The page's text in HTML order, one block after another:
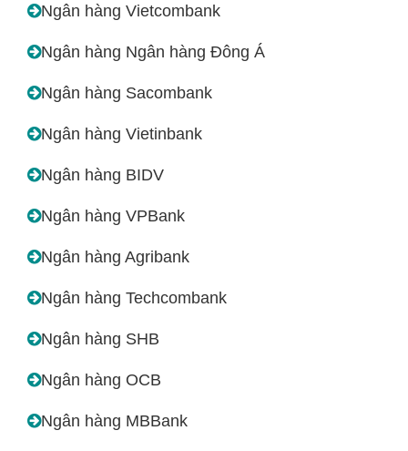
Ngân hàng Vietcombank
Ngân hàng Ngân hàng Đông Á
Ngân hàng Sacombank
Ngân hàng Vietinbank
Ngân hàng BIDV
Ngân hàng VPBank
Ngân hàng Agribank
Ngân hàng Techcombank
Ngân hàng SHB
Ngân hàng OCB
Ngân hàng MBBank